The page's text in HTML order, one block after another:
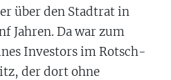
über den Stadtrat in
Jahren. Da war zum
Investors im Rotsch-
der dort ohne